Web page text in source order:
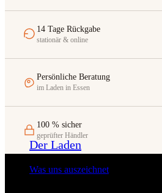
Der Laden
Was uns auszeichnet
14 Tage Rückgabe
stationär & online
Persönliche Beratung
im Laden in Essen
100 % sicher
geprüfter Händler